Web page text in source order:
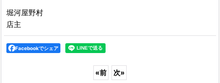
堀河屋野村
店主
Facebookでシェア
«前 次»